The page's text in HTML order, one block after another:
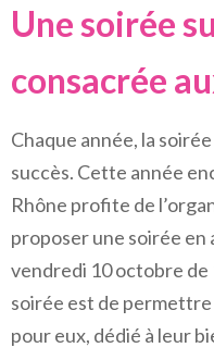
Une soirée
consacrée
Chaque année, la
succès. Cette année
Rhône profite de
proposer une soirée en
vendredi 10 octobre de
soirée est de permettre
pour eux, dédié à leur